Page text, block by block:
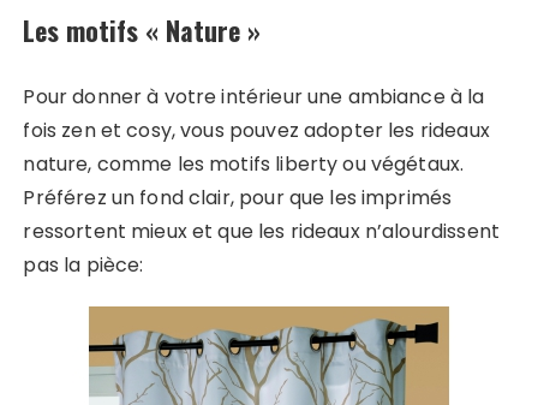
Les motifs « Nature »
Pour donner à votre intérieur une ambiance à la
fois zen et cosy, vous pouvez adopter les rideaux
nature, comme les motifs liberty ou végétaux.
Préférez un fond clair, pour que les imprimés
ressortent mieux et que les rideaux n’alourdissent
pas la pièce: